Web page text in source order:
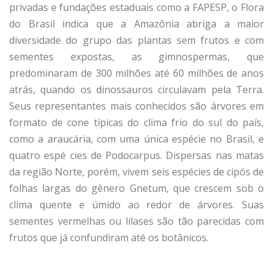
privadas e fundações estaduais como a FAPESP, o Flora
do Brasil indica que a Amazônia abriga a maior
diversidade do grupo das plantas sem frutos e com
sementes expostas, as gimnospermas, que
predominaram de 300 milhões até 60 milhões de anos
atrás, quando os dinossauros circulavam pela Terra.
Seus representantes mais conhecidos são árvores em
formato de cone típicas do clima frio do sul do país,
como a araucária, com uma única espécie no Brasil, e
quatro espé­ cies de Podocarpus. Dispersas nas matas
da região Norte, porém, vivem seis espécies de cipós de
folhas largas do gênero Gnetum, que crescem sob o
clima quente e úmido ao redor de árvores. Suas
sementes vermelhas ou lilases são tão parecidas com
frutos que já confundiram até os botânicos.